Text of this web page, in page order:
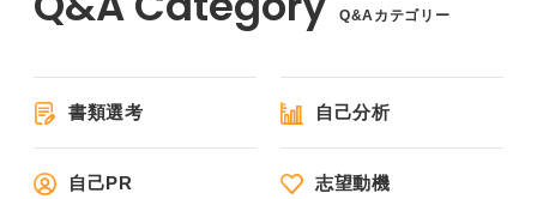
Q&Aカテゴリー
書類選考 自己分析
自己PR 志望動機